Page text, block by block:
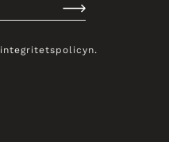
integritetspolicyn.